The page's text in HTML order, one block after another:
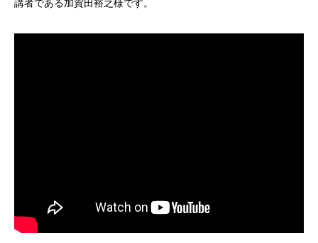
講者である加賀田裕之様です。